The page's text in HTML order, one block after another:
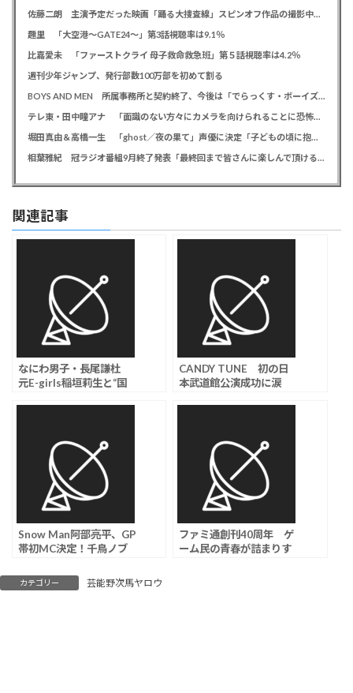
佐藤二朗 主演予定だった映画「踊る大捜査線」スピンオフ作品の撮影中止が正式に決定か
趣里 「大空港～GATE24～」第3話視聴率は9.1％
比嘉愛未 「ファーストクライ 母子救命救急班」第５話視聴率は4.2％
週刊少年ジャンプ、発行部数100万部を初めて割る
BOYS AND MEN 所属事務所と契約終了、今後は「でらっくす・ボーイズ」として活動
テレ東・田中瞳アナ 「面識のない方々にカメラを向けられることに恐怖を」 ロケ撮影時に勝手に撮影してくる人に注意喚起
堀田真由＆高橋一生 「ghost／夜の果て」声優に決定「子どもの頃に抱いていた言葉にはできない沢山の感情を思い出しました」
相葉雅紀 冠ラジオ番組9月終了発表「最終回まで皆さんに楽しんで頂ける番組を」、ファンからは悲しみの声
関連記事
なにわ男子・長尾謙杜
元E-girls稲垣莉生と“国
CANDY TUNE 初の日
本武道館公演成功に涙
Snow Man阿部亮平、GP
帯初MC決定！千鳥ノブ
ファミ通創刊40周年 ゲ
ーム民の青春が詰まりす
カテゴリー 芸能野次馬ヤロウ